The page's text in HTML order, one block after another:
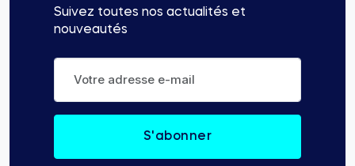
Suivez toutes nos actualités et
nouveautés